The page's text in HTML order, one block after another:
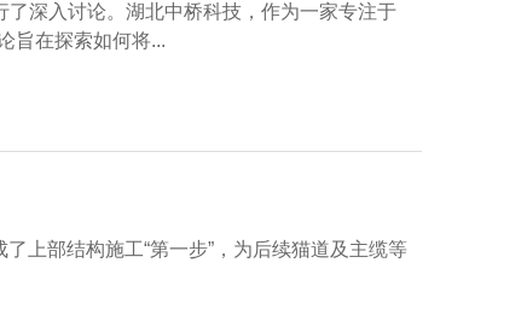
深入讨论。湖北中桥科技，作为一家专注于
旨在探索如何将...
上部结构施工“第一步”，为后续猫道及主缆等